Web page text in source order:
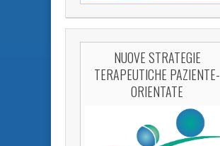
NUOVE STRATEGIE
TERAPEUTICHE PAZIENTE-
ORIENTATE